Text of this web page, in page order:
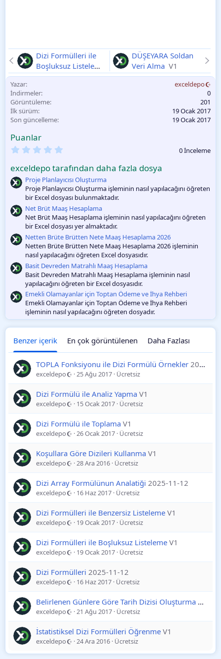
Dizi Formülleri ile
Boşluksuz Listeleme
V1
DÜŞEYARA Soldan
Veri Alma V1
Yazar
exceldepo
İndirmeler
0
Görüntüleme
201
İlk sürüm
19 Ocak 2017
Son güncelleme
19 Ocak 2017
Puanlar
0
O
y
l
a
m
a
0 İnceleme
exceldepo tarafından daha fazla dosya
Proje Planlayıcısı Oluşturma
Proje Planlayıcısı Oluşturma işleminin nasıl yapılacağını öğreten
bir Excel dosyası bulunmaktadır.
Net Brüt Maaş Hesaplama
Net Brüt Maaş Hesaplama işleminin nasıl yapılacağını öğreten
bir Excel dosyası yer almaktadır.
Netten Brüte Brütten Nete Maaş Hesaplama 2026
Netten Brüte Brütten Nete Maaş Hesaplama 2026 işleminin
nasıl yapılacağını öğreten Excel dosyasıdır.
Basit Devreden Matrahlı Maaş Hesaplama
Basit Devreden Matrahlı Maaş Hesaplama işleminin nasıl
yapılacağını öğreten bir Excel dosyasıdır.
Emekli Olamayanlar için Toptan Ödeme ve İhya Rehberi
Emekli Olamayanlar için Toptan Ödeme ve İhya Rehberi
işleminin nasıl yapılacağını öğreten dosyadır.
Benzer içerik En çok görüntülenen Daha Fazlası
TOPLA Fonksiyonu ile Dizi Formülü Örnekler 2025-11-17
exceldepo 25 Ağu 2017 Ücretsiz
Dizi Formülü ile Analiz Yapma V1
exceldepo 15 Ocak 2017 Ücretsiz
Dizi Formülü ile Toplama V1
exceldepo 26 Ocak 2017 Ücretsiz
Koşullara Göre Dizileri Kullanma V1
exceldepo 28 Ara 2016 Ücretsiz
Dizi Array Formülünun Analatiği 2025-11-12
exceldepo 16 Haz 2017 Ücretsiz
Dizi Formülleri ile Benzersiz Listeleme V1
exceldepo 19 Ocak 2017 Ücretsiz
Dizi Formülleri ile Boşluksuz Listeleme V1
exceldepo 19 Ocak 2017 Ücretsiz
Dizi Formülleri 2025-11-12
exceldepo 16 Haz 2017 Ücretsiz
Belirlenen Günlere Göre Tarih Dizisi Oluşturma 2025-
exceldepo 21 Ağu 2017 Ücretsiz
İstatistiksel Dizi Formülleri Öğrenme V1
exceldepo 24 Ara 2016 Ücretsiz